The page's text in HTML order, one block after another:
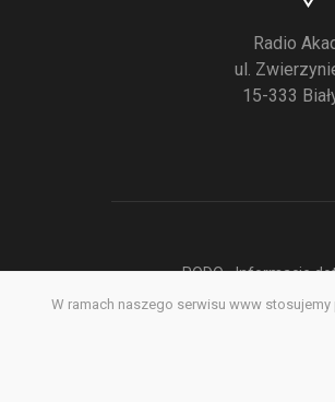
Radio
ul.
15-333
RODO - Informacje
W ramach naszego serwisu www